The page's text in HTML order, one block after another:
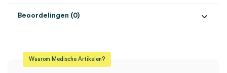
Steriel onsteriel
Beoordelingen (0)
Er zijn nog geen beoordelingen.
Waarom Medische Artikelen?